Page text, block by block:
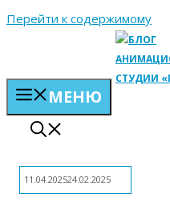
Перейти к содержимому
МЕНЮ
11.04.202524.02.2025